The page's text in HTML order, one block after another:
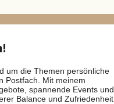
um die Themen persönliche
Postfach. Mit meinem
spannende Events und
Balance und Zufriedenheit